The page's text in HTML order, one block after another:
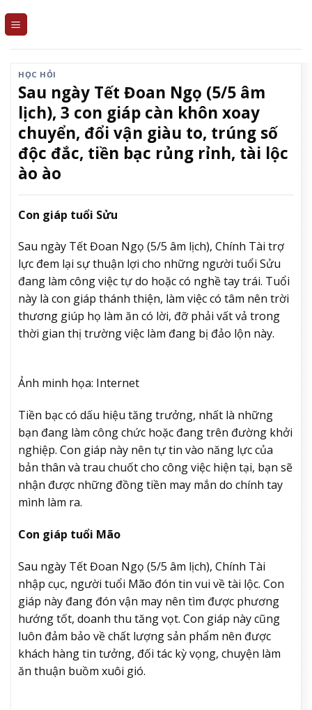
HỌC HỎI
Sau ngày Tết Đoan Ngọ (5/5 âm
lịch), 3 con giáp càn khôn xoay
chuyển, đổi vận giàu to, trúng số
độc đắc, tiền bạc rủng rỉnh, tài lộc
ào ào
Con giáp tuổi Sửu
Sau ngày Tết Đoan Ngọ (5/5 âm lịch), Chính Tài trợ
lực đem lại sự thuận lợi cho những người tuổi Sửu
đang làm công việc tự do hoặc có nghề tay trái. Tuổi
này là con giáp thánh thiện, làm việc có tâm nên trời
thương giúp họ làm ăn có lời, đỡ phải vất vả trong
thời gian thị trường việc làm đang bị đảo lộn này.
Ảnh minh họa: Internet
Tiền bạc có dấu hiệu tăng trưởng, nhất là những
bạn đang làm công chức hoặc đang trên đường khởi
nghiệp. Con giáp này nên tự tin vào năng lực của
bản thân và trau chuốt cho công việc hiện tại, bạn sẽ
nhận được những đồng tiền may mắn do chính tay
mình làm ra.
Con giáp tuổi Mão
Sau ngày Tết Đoan Ngọ (5/5 âm lịch), Chính Tài
nhập cục, người tuổi Mão đón tin vui về tài lộc. Con
giáp này đang đón vận may nên tìm được phương
hướng tốt, doanh thu tăng vọt. Con giáp này cũng
luôn đảm bảo về chất lượng sản phẩm nên được
khách hàng tin tưởng, đối tác kỳ vọng, chuyện làm
ăn thuận buồm xuôi gió.